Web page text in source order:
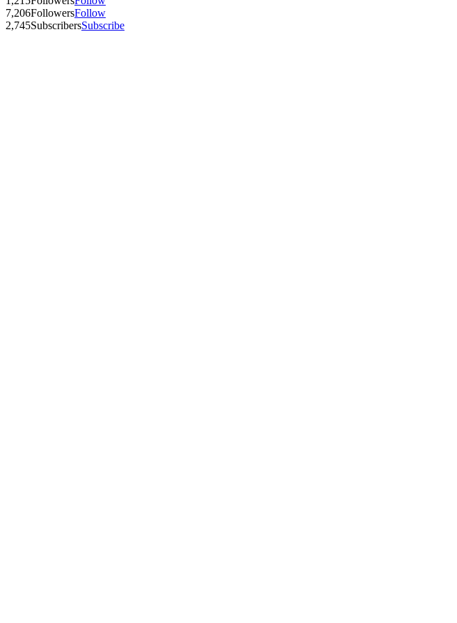
7,206FollowersFollow
2,745SubscribersSubscribe